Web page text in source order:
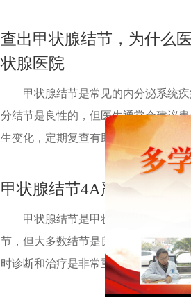
查出甲状腺结节，为什么
状腺医院
甲状腺结节是常见的内分泌系统
分结节是良性的，但医生通常会建议
生变化，定期复查有助于及时发现结节
甲状腺结节4A严重吗?需
甲状腺结节是甲状腺内形成的一
节，但大多数结节是良性的，不会引
时诊断和治疗是非常重要的。甲状腺